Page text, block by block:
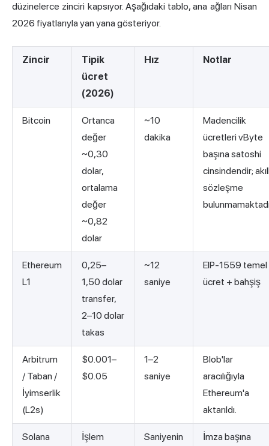
düzinelerce zinciri kapsıyor. Aşağıdaki tablo, ana ağları Nisan
2026 fiyatlarıyla yan yana gösteriyor.
Zincir
Tipik
ücret
(2026)
Hız Notlar
Bitcoin
Ortanca
değer
~0,30
dolar,
ortalama
değer
~0,82
dolar
~10
dakika
Madencilik
ücretleri vByte
başına satoshi
cinsindendir;
sözleşme
Ethereum
L1
0,25–
1,50 dolar
transfer,
2–10 dolar
takas
~12
saniye
EIP-1559 temel
ücret + bahşiş
Arbitrum
/ Taban /
İyimserlik
(L2s)
$0.001–
$0.05
1–2
saniye
Blob'lar
aracılığıyla
Ethereum'a
aktarıldı.
Solana
İşlem
Saniyenin
İmza başına